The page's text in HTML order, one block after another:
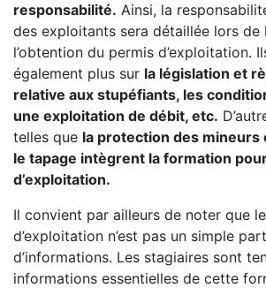
responsabilité. Ainsi, la
des exploitants sera détaillée lors
l’obtention du permis d’exploitation.
également plus sur la législation et
relative aux stupéfiants, les
une exploitation de débit, etc.
telles que la protection des mineurs
le tapage intègrent la formation
d’exploitation.
Il convient par ailleurs de noter que
d’exploitation n’est pas un simple
d’informations. Les stagiaires sont
informations essentielles de cette